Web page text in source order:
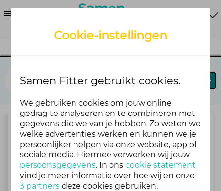
Blij in je brein
Praat en doe mee!
Praat mee en deel je mening
Praat mee op het forum van Blij in je brein
Cookie-instellingen
Samen Fitter gebruikt cookies.
We gebruiken cookies om jouw online
gedrag te analyseren en te combineren met
gegevens die we van je hebben. Zo weten we
welke advertenties werken en kunnen we je
persoonlijker helpen via onze website, app of
sociale media. Hiermee verwerken wij jouw
persoonsgegevens. In onscookie statement
vind je meer informatie over hoe wij en onze
3 partners deze cookies gebruiken.